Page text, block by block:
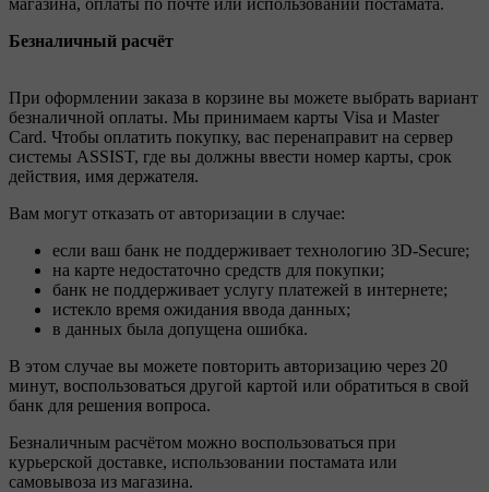
Безналичный расчёт
При оформлении заказа в корзине вы можете выбрать вариант
безналичной оплаты. Мы принимаем карты Visa и Master
Card. Чтобы оплатить покупку, вас перенаправит на сервер
системы ASSIST, где вы должны ввести номер карты, срок
действия, имя держателя.
Вам могут отказать от авторизации в случае:
если ваш банк не поддерживает технологию 3D-Secure;
на карте недостаточно средств для покупки;
банк не поддерживает услугу платежей в интернете;
истекло время ожидания ввода данных;
в данных была допущена ошибка.
В этом случае вы можете повторить авторизацию через 20
минут, воспользоваться другой картой или обратиться в свой
банк для решения вопроса.
Безналичным расчётом можно воспользоваться при
курьерской доставке, использовании постамата или
самовывоза из магазина.